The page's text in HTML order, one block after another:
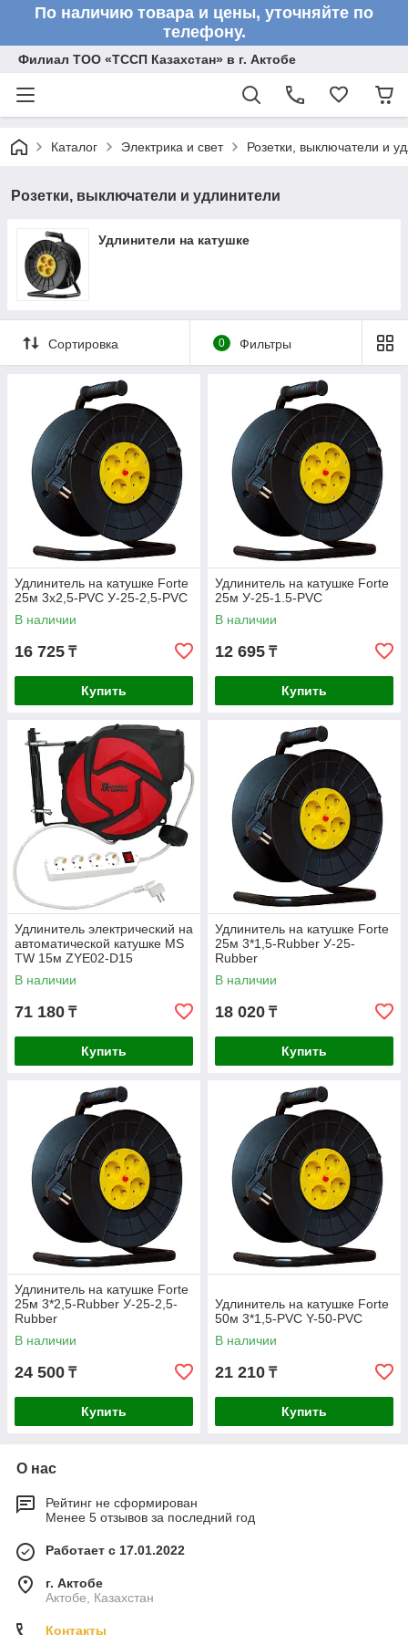
По наличию товара и цены, уточняйте по
телефону.
Филиал ТОО «ТССП Казахстан» в г. Актобе
Каталог Электрика и свет Розетки, выключатели и
Розетки, выключатели и удлинители
Удлинители на катушке
Сортировка 0 Фильтры
Удлинитель на катушке Forte
25м 3x2,5-PVC У-25-2,5-PVC
В наличии
16 725 ₸
Купить
Удлинитель на катушке Forte
25м У-25-1.5-PVC
В наличии
12 695 ₸
Купить
Удлинитель электрический на
автоматической катушке MS
TW 15м ZYE02-D15
В наличии
71 180 ₸
Купить
Удлинитель на катушке Forte
25м 3*1,5-Rubber У-25-
Rubber
В наличии
18 020 ₸
Купить
Удлинитель на катушке Forte
25м 3*2,5-Rubber У-25-2,5-
Rubber
В наличии
24 500 ₸
Купить
Удлинитель на катушке Forte
50м 3*1,5-PVC Y-50-PVC
В наличии
21 210 ₸
Купить
О нас
Рейтинг не сформирован
Менее 5 отзывов за последний год
Работает с 17.01.2022
г. Актобе
Актобе, Казахстан
Контакты